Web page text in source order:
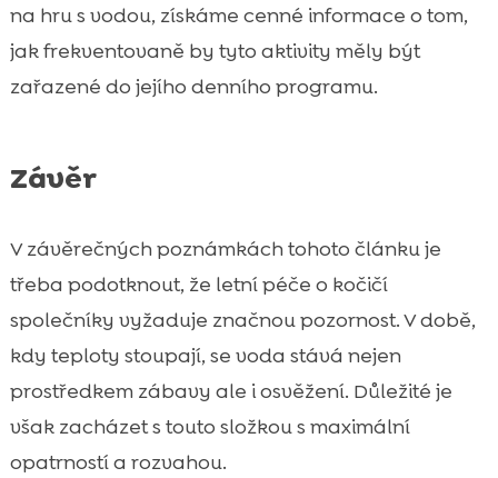
na hru s vodou, získáme cenné informace o tom,
jak frekventovaně by tyto aktivity měly být
zařazené do jejího denního programu.
Závěr
V závěrečných poznámkách tohoto článku je
třeba podotknout, že letní péče o kočičí
společníky vyžaduje značnou pozornost. V době,
kdy teploty stoupají, se voda stává nejen
prostředkem zábavy ale i osvěžení. Důležité je
však zacházet s touto složkou s maximální
opatrností a rozvahou.